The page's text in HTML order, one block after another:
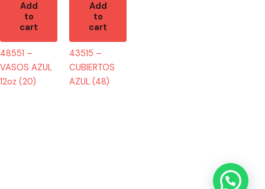
Add
to
cart
48551 –
VASOS AZUL
12oz (20)
Add
to
cart
43515 –
CUBIERTOS
AZUL (48)